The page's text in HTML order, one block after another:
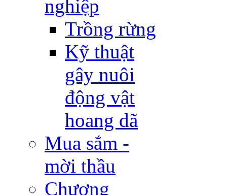
nghiệp
Trồng rừng
Kỹ thuật
gây nuôi
động vật
hoang dã
Mua sắm -
mời thầu
Chương